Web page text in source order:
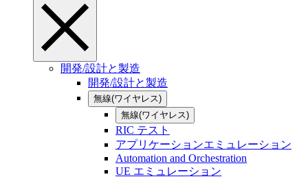
開発/設計と製造
開発/設計と製造
無線(ワイヤレス)
無線(ワイヤレス)
RIC テスト
アプリケーションエミュレーション
Automation and Orchestration
UE エミュレーション